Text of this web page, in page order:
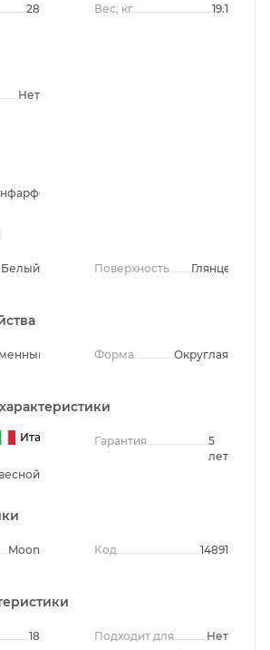
28 Вес, кг 19.1
Нет
Белый Поверхность Глянцевая
Форма Округлая
Италия Гарантия
5
лет
Moon Код 14891
18
Подходит для
Нет